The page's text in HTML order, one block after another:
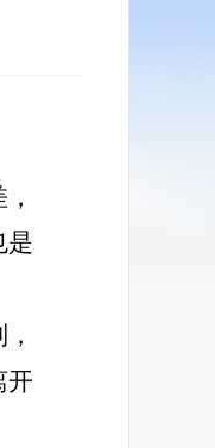
是
开